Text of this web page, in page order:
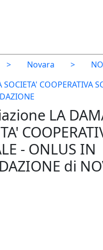
> Novara >
SOCIETA' COOPERATIVA
LA
- ONLUS IN
di